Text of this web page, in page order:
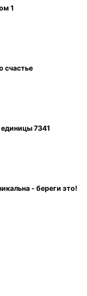
1
счастье
7341
- береги это!